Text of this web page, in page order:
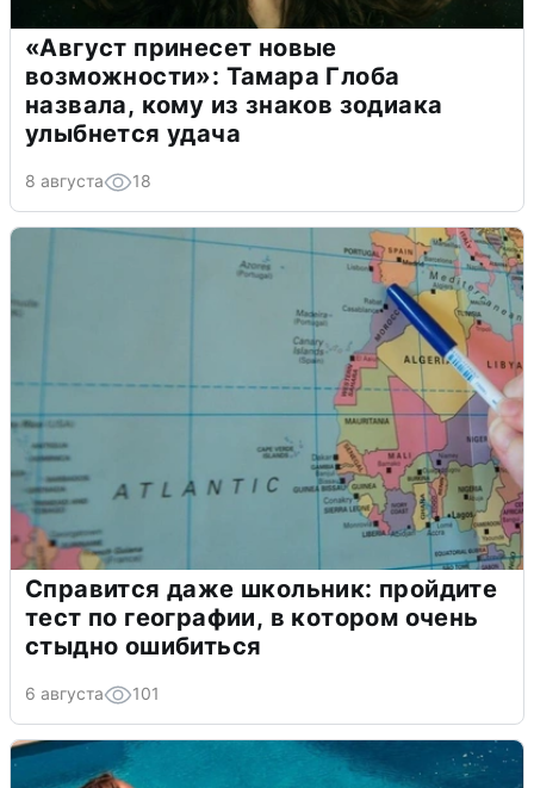
«Август принесет новые
возможности»: Тамара Глоба
назвала, кому из знаков зодиака
улыбнется удача
8 августа 18
Справится даже школьник: пройдите
тест по географии, в котором очень
стыдно ошибиться
6 августа 101